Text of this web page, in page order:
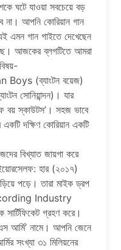
ঘটে যাওয়া সবচেয়ে বড়
না। আপনি কোরিয়ান গান
গান গাইতে দেখেছেন
আজকের ব্লগটিতে আমরা
Boys (ব্যাংটন বয়েজ)
সোনিয়ান্দন)। যার
বয় স্কাউটস’। সহজ ভাবে
দক্ষিণ কোরিয়ান একটি
বিখ্যাত জায়গা করে
হার (২০১৭)
পড়ে। তারা মাইক ড্রপ
Industry
গ্রহণ করে।
আর্মি’ নামে। আপনি জেনে
সংখ্যা ৩১ মিলিয়নের